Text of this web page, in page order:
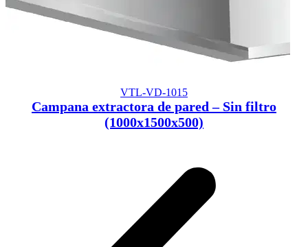
VTL-VD-1015
Campana extractora de pared – Sin filtro
(1000x1500x500)